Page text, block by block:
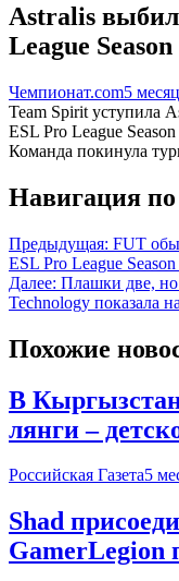
Astralis
League
Чемпионат.com5
Team Spirit уступила
ESL Pro League
Команда покинула
Навигация
Предыдущая: FUT
ESL Pro League
Далее: Плашки две,
Technology показала
Похожие
В
лянги –
Российская Газета5
Shad
GamerLegion